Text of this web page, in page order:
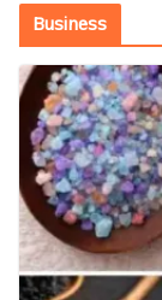
Business